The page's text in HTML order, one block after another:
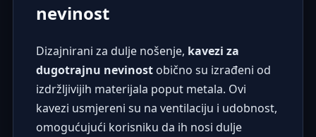
nevinost
Dizajnirani za dulje nošenje, kavezi za
dugotrajnu nevinostobično su izrađeni od
izdržljivijih materijala poput metala. Ovi
kavezi usmjereni su na ventilaciju i udobnost,
omogućujući korisniku da ih nosi dulje